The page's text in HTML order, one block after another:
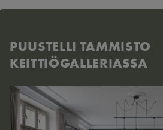
PUUSTELLI TAMMISTO
KEITTIÖGALLERIASSA